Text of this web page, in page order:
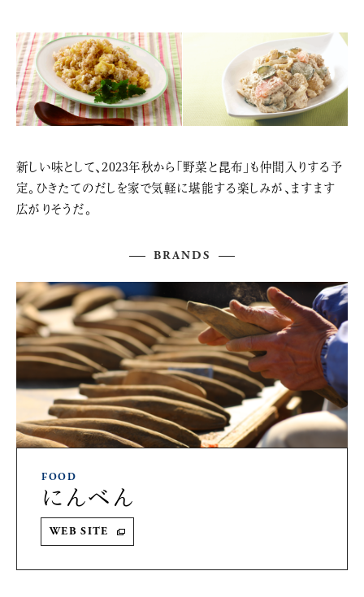
新しい味として、2023年秋から「野菜と昆布」も仲間入りする予
定。ひきたてのだしを家で気軽に堪能する楽しみが、ますます
広がりそうだ。
BRANDS
FOOD
にんべん
WEB SITE